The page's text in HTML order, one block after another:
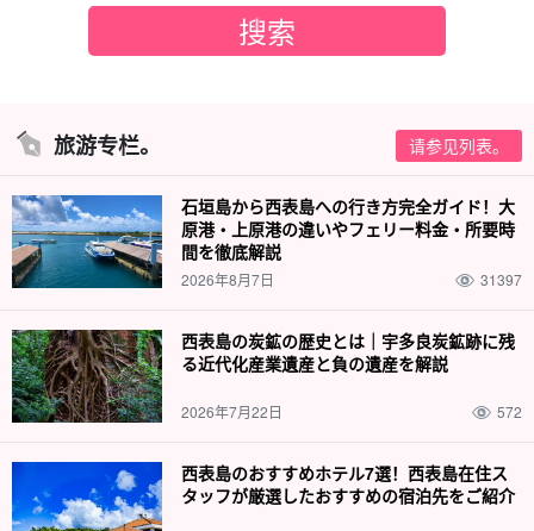
旅游专栏。 请参见列表。
石垣島から西表島への行き方完全ガイド！大
原港・上原港の違いやフェリー料金・所要時
間を徹底解説
2026年8月7日 31397
西表島の炭鉱の歴史とは｜宇多良炭鉱跡に残
る近代化産業遺産と負の遺産を解説
2026年7月22日 572
西表島のおすすめホテル7選！西表島在住ス
タッフが厳選したおすすめの宿泊先をご紹介